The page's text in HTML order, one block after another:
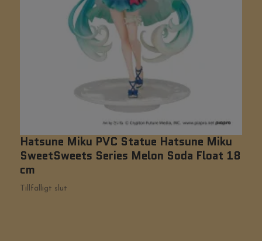
Hatsune Miku PVC Statue Hatsune Miku
SweetSweets Series Melon Soda Float 18
cm
Tillfälligt slut